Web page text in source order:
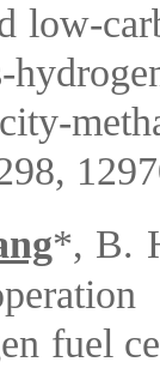
low-
*, B.
fuel